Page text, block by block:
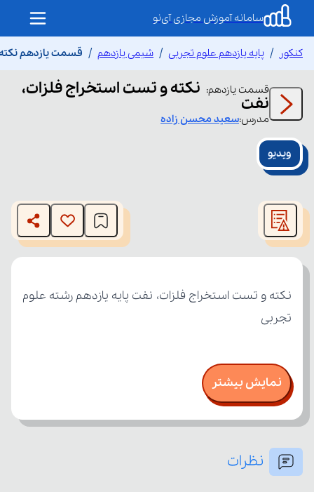
سامانه آموزش مجازی آی‌نو
کنکور پایه یازدهم علوم تجربی شیمی یازدهم قسمت یازدهم
قسمت یازدهم: نکته و تست استخراج فلزات،
نفت
مدرس:سعیدمحسن زاده
ویدیو
modal
window.
The media could not be loaded, either because the server
or network failed or because the format is not supported.
تجربی
نمایش بیشتر
نظرات